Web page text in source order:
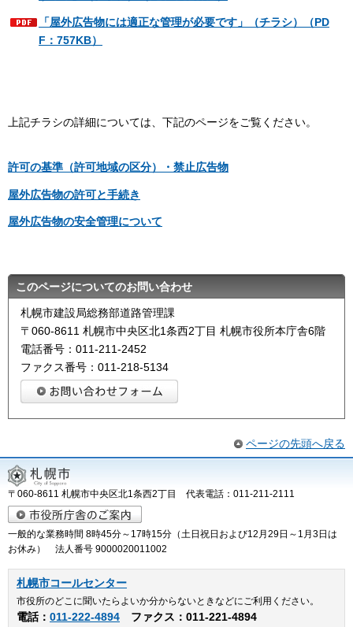
「屋外広告物には適正な管理が必要です」（チラシ）（PD
F：757KB）
上記チラシの詳細については、下記のページをご覧ください。
許可の基準（許可地域の区分）・禁止広告物
屋外広告物の許可と手続き
屋外広告物の安全管理について
このページについてのお問い合わせ
札幌市建設局総務部道路管理課
〒060-8611 札幌市中央区北1条西2丁目 札幌市役所本庁舎6階
電話番号：011-211-2452
ファクス番号：011-218-5134
ページの先頭へ戻る
〒060-8611 札幌市中央区北1条西2丁目 代表電話：011-211-2111
一般的な業務時間 8時45分～17時15分（土日祝日および12月29日～1月3日は
お休み） 法人番号 9000020011002
札幌市コールセンター
市役所のどこに聞いたらよいか分からないときなどにご利用ください。
電話： 011-222-4894 ファクス：011-221-4894